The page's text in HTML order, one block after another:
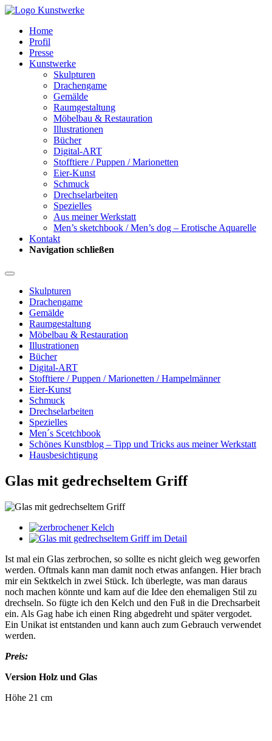
Home
Profil
Presse
Kunstwerke
Skulpturen
Drachengame
Gemälde
Raumgestaltung
Möbelbau & Restauration
Illustrationen
Bücher
Digital-ART
Stofftiere / Puppen / Marionetten
Eier-Kunst
Schmuck
Drechselarbeiten
Spezielles
Aus meiner Werkstatt
Men’s sketchbook / Men’s dog – Erotische Aquarelle
Kontakt
Navigation schließen
Skulpturen
Drachengame
Gemälde
Raumgestaltung
Möbelbau & Restauration
Illustrationen
Bücher
Digital-ART
Stofftiere / Puppen / Marionetten / Hampelmänner
Eier-Kunst
Schmuck
Drechselarbeiten
Spezielles
Men´s Scetchbook
Schönes Kunstblog – Tipp und Tricks aus meiner Werkstatt
Hausbesichtigung
Glas mit gedrechseltem Griff
Ist mal ein Glas zerbrochen, so sollte es nicht gleich weg geworfen
werden. Oftmals kann man damit noch etwas anfangen. Hier brach
mir ein Sektkelch in zwei Stück. Ich überlegte, was man daraus
noch machen könnte und kam auf die Idee den ehemaligen Stil zu
drechseln. So fügte ich den Kelch und den Fuß in die Drechsarbeit
ein. Als Gag habe ich einen Ring abgedreht und später vergodet.
Ein Unikat ist entstanden und kann auch zum Gebrauch verwendet
werden.
Preis:
Version Holz und Glas
Höhe 21 cm